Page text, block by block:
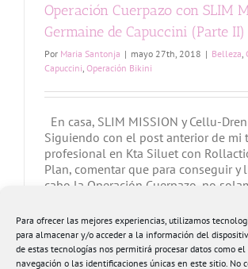
Para ofrecer las mejores experiencias, utilizamos
para almacenar y/o acceder a la información del
de estas tecnologías nos permitirá procesar datos como
navegación o las identificaciones únicas en este sitio. No
Operación Cuerpazo con SLIM
Germaine de Capuccini (Parte II)
Por Maria Santonja | mayo 27th, 2018 | Belleza
Capuccini Operación Bikini
En casa, SLIM MISSION y Cellu-
Siguiendo con el post anterior de mi
profesional en Kta Siluet con
Plan, comentar que para conseguir y
cabo la Operación Cuerpazo, no
sino que en casa sigo un
que [...]
Más información